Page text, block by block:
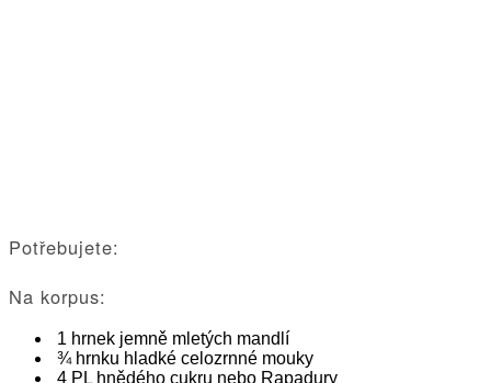
Potřebujete:
Na korpus:
1 hrnek jemně mletých mandlí
¾ hrnku hladké celozrnné mouky
4 PL hnědého cukru nebo Rapadury